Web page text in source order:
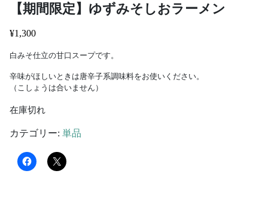
【期間限定】ゆずみそしおラーメン
¥1,300
白みそ仕立の甘口スープです。
辛味がほしいときは唐辛子系調味料をお使いください。
（こしょうは合いません）
在庫切れ
カテゴリー: 単品